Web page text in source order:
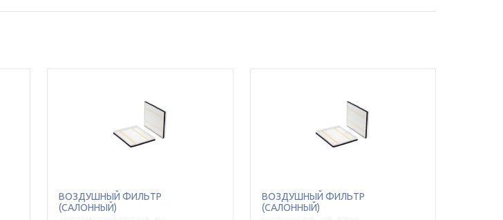
ВОЗДУШНЫЙ ФИЛЬТР
(САЛОННЫЙ)
ВОЗДУШНЫЙ ФИЛЬТР
(САЛОННЫЙ)